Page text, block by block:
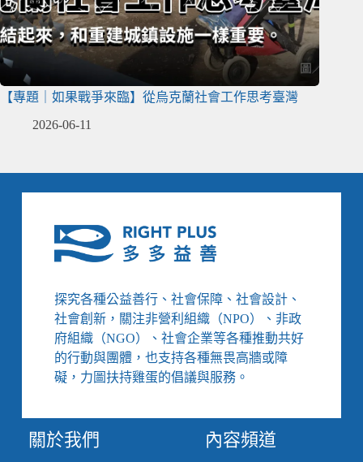
【專題｜如果戰爭來臨】從烏克蘭社會工作思考臺灣
2026-06-11
探究各種公益善行、社會保障、社會設計、
社會創新，關注非營利組織（NPO）、非政
府組織（NGO）、社會企業等各種推動共好
的行動與團體，也支持各種無畏高牆或障
礙，力圖扶持雞蛋的倡議與服務。
關於我們 內容頻道